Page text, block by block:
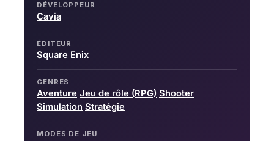
DÉVELOPPEUR
Cavia
ÉDITEUR
Square Enix
GENRES
Aventure Jeu de rôle (RPG) Shooter
Simulation Stratégie
MODES DE JEU